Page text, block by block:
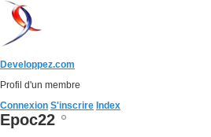
Developpez.com
Profil d'un membre
Connexion S'inscrire Index
Epoc22